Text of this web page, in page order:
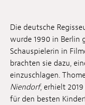
Einreichungen
Archives
Herunterladen
Die deutsche
wurde 1990 in Berlin
Schauspielerin in
brachten sie dazu,
einzuschlagen.
Niendorf, erhielt
für den besten